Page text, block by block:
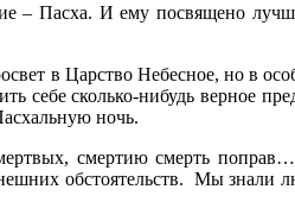
– Пасха. И ему посвящено
в Царство Небесное, но в
себе сколько-нибудь верное
ночь.
смертию смерть
обстоятельств. Мы